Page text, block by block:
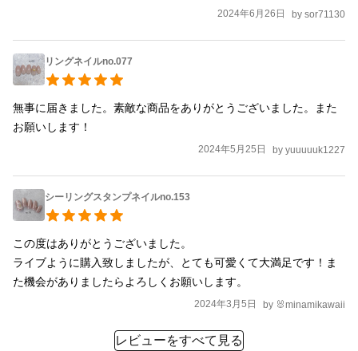
2024年6月26日 by sor71130
リングネイルno.077
無事に届きました。素敵な商品をありがとうございました。また
お願いします！
2024年5月25日 by yuuuuuk1227
シーリングスタンプネイルno.153
この度はありがとうございました。
ライブように購入致しましたが、とても可愛くて大満足です！ま
た機会がありましたらよろしくお願いします。
2024年3月5日 by 🐰minamikawaii
レビューをすべて見る